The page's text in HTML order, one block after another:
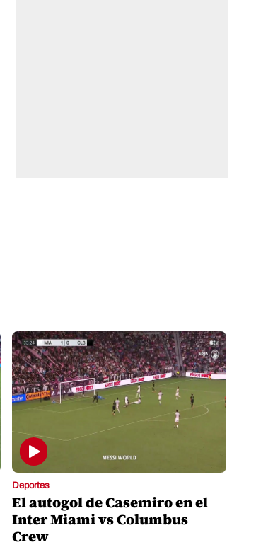
Deportes
El autogol de Casemiro en el
Inter Miami vs Columbus
Crew